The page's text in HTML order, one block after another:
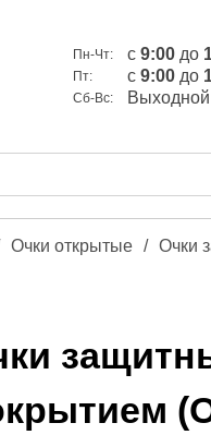
Пн-Чт: c9:00 до
Пт: c9:00 до
Сб-Вс: Выходной
Очки открытые / Очки